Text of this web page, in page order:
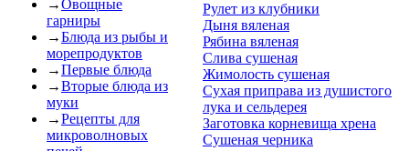
→Овощные
гарниры
→Блюда из рыбы и
морепродуктов
→Первые блюда
→Вторые блюда из
муки
→Рецепты для
микроволновых
Рулет из клубники
Дыня вяленая
Рябина вяленая
Слива сушеная
Жимолость сушеная
Сухая приправа из душистого
лука и сельдерея
Заготовка корневища хрена
Сушеная черника